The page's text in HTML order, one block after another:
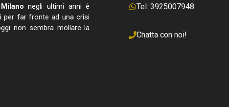
negli ultimi anni è
per far fronte ad una crisi
non sembra mollare la
Tel: 3925007948
Chatta con noi!